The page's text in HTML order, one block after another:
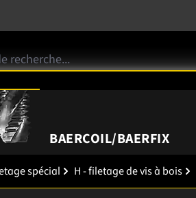
BAERCOIL/BAERFIX
spécial H - filetage de vis à bois